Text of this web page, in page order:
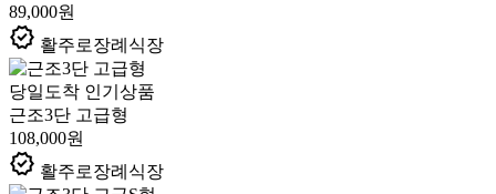
89,000원
verified 활주로장례식장
당일도착 인기상품
근조3단 고급형
108,000원
verified 활주로장례식장